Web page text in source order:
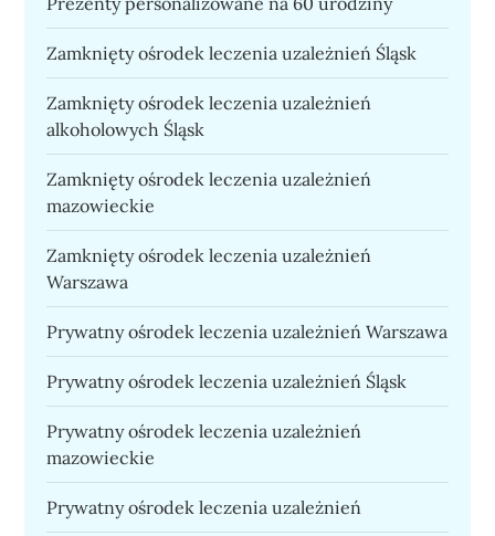
Zamknięty ośrodek leczenia uzależnień Śląsk
Zamknięty ośrodek leczenia uzależnień
alkoholowych Śląsk
Zamknięty ośrodek leczenia uzależnień
mazowieckie
Zamknięty ośrodek leczenia uzależnień
Warszawa
Prywatny ośrodek leczenia uzależnień Warszawa
Prywatny ośrodek leczenia uzależnień Śląsk
Prywatny ośrodek leczenia uzależnień
mazowieckie
Prywatny ośrodek leczenia uzależnień